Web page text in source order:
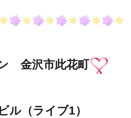
金沢市此花町
ル（ライブ1）